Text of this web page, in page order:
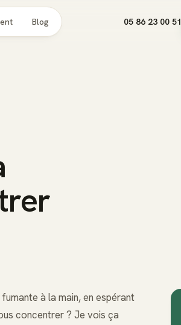
Blog 05 86 23 00 51
à la main, en espérant
concentrer ? Je vois ça